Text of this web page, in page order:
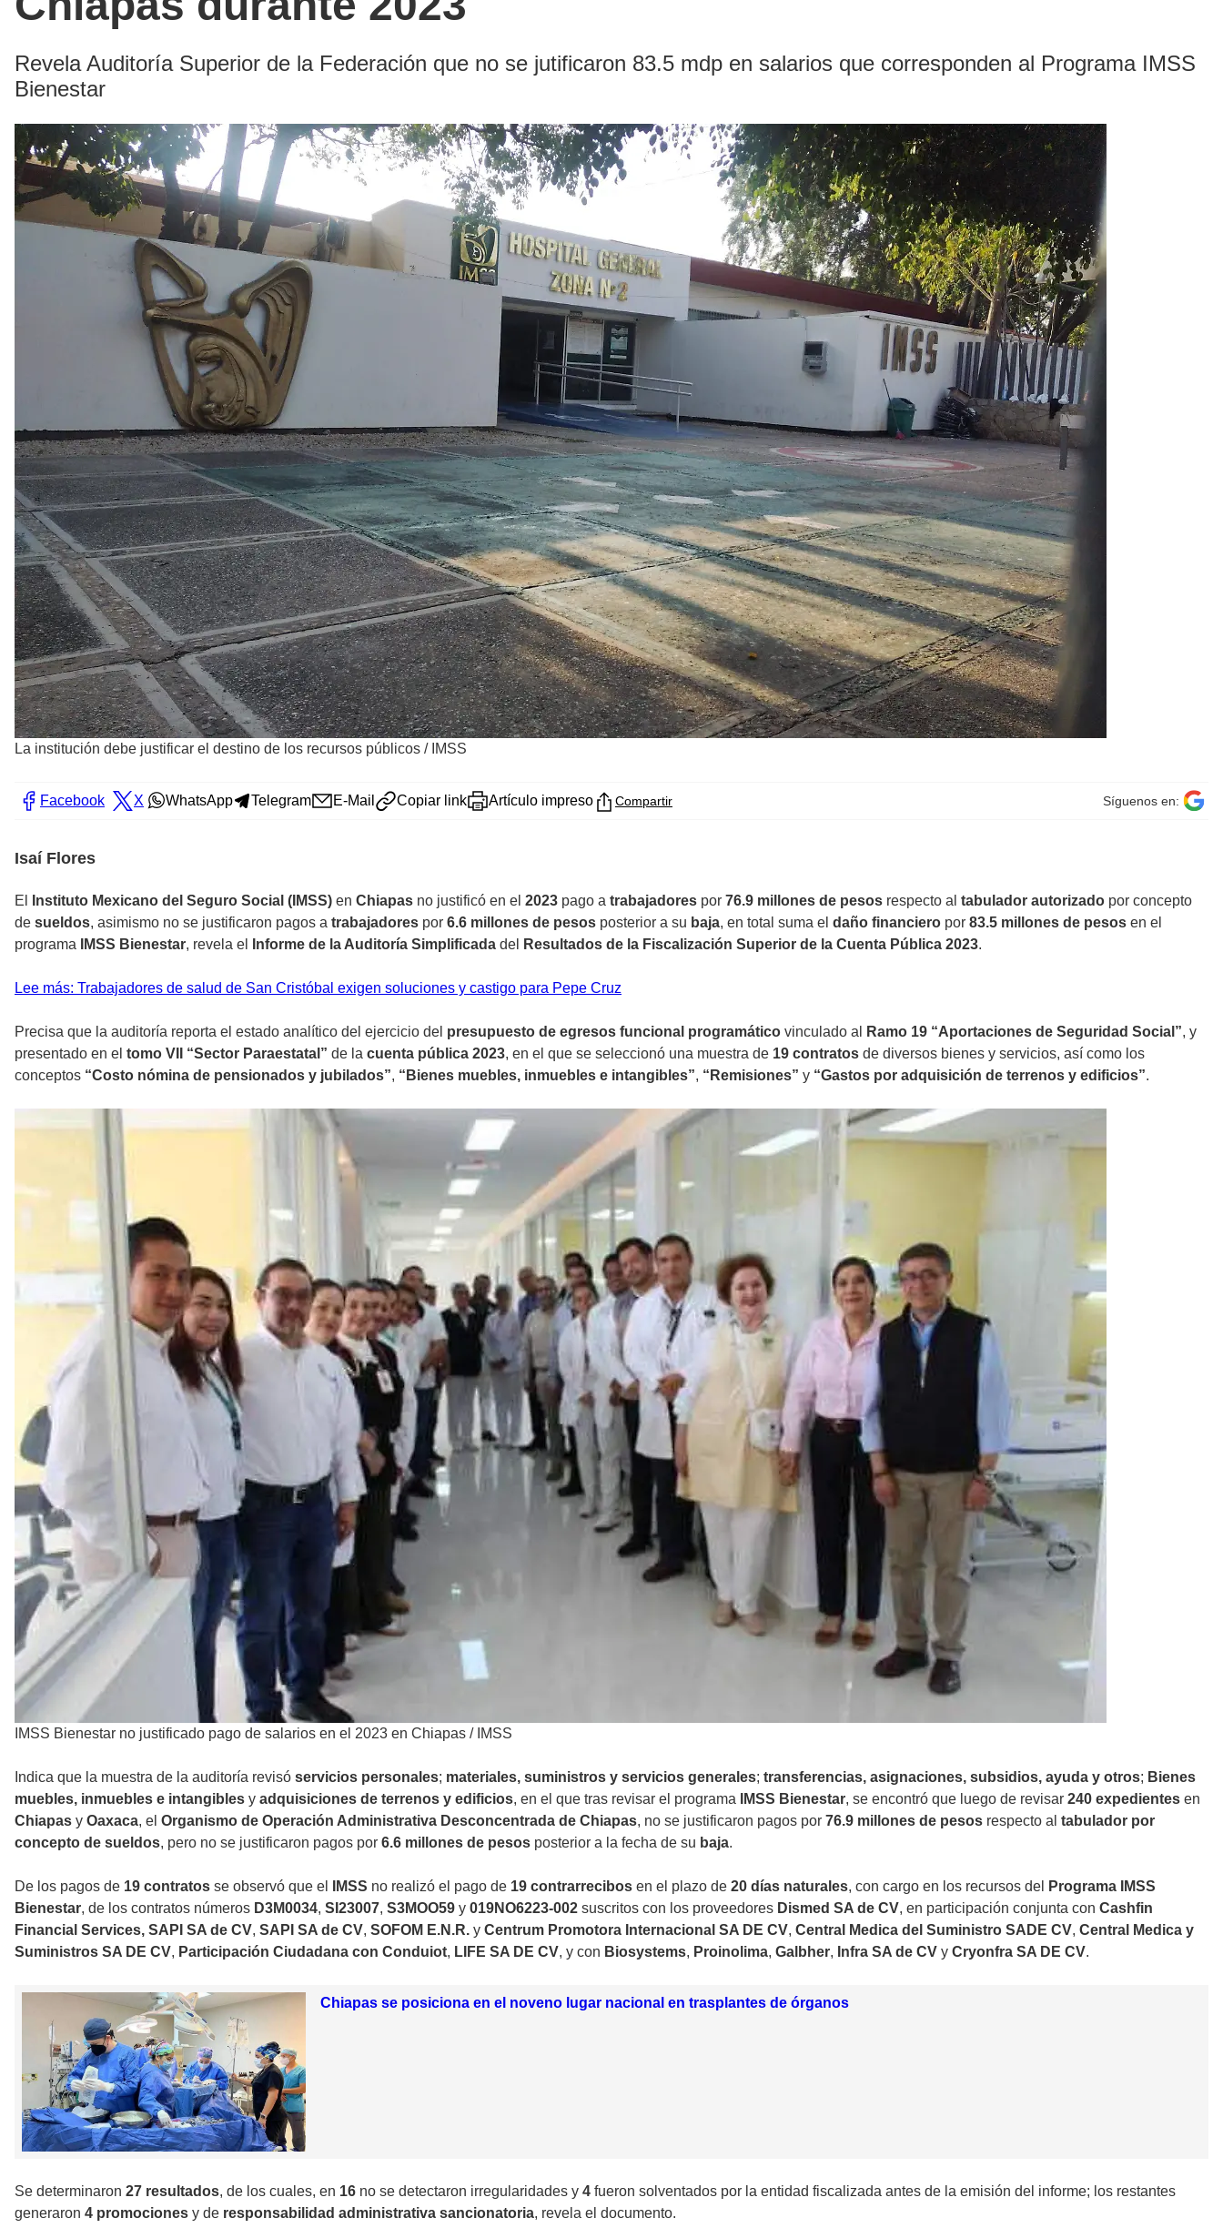
Revela Auditoría Superior de la Federación que no se jutificaron 83.5 mdp en salarios que corresponden al Programa IMSS
Bienestar
La institución debe justificar el destino de los recursos públicos / IMSS
Facebook X WhatsApp Telegram E-Mail Copiar link Artículo impreso Compartir Síguenos en:
Isaí Flores
El Instituto Mexicano del Seguro Social (IMSS) en Chiapas no justificó en el 2023 pago a trabajadores por 76.9 millones de pesos respecto al tabulador autorizado por concepto
de sueldos, asimismo no se justificaron pagos a trabajadores por 6.6 millones de pesos posterior a su baja, en total suma el daño financiero por 83.5 millones de pesos en el
programa
IMSS Bienestar, revela el Informe de la Auditoría Simplificada del Resultados de la Fiscalización Superior de la Cuenta Pública 2023.
Lee más: Trabajadores de salud de San Cristóbal exigen soluciones y castigo para Pepe Cruz
Precisa que la auditoría reporta el estado analítico del ejercicio del presupuesto de egresos funcional programático vinculado al Ramo 19 “Aportaciones de Seguridad Social”, y
presentado en el tomo VII “Sector Paraestatal” de la cuenta pública 2023, en el que se seleccionó una muestra de 19 contratos de diversos bienes y servicios, así como los
conceptos “Costo nómina de pensionados y jubilados”, “Bienes muebles, inmuebles e intangibles”, “Remisiones” y “Gastos por adquisición de terrenos y edificios”.
IMSS Bienestar no justificado pago de salarios en el 2023 en Chiapas / IMSS
Indica que la muestra de la auditoría revisó servicios personales; materiales, suministros y servicios generales; transferencias, asignaciones, subsidios, ayuda y otros; Bienes
muebles, inmuebles e intangibles y adquisiciones de terrenos y edificios, en el que tras revisar el programa IMSS Bienestar, se encontró que luego de revisar 240 expedientes en
Chiapas y Oaxaca, el Organismo de Operación Administrativa Desconcentrada de Chiapas, no se justificaron pagos por 76.9 millones de pesos respecto al tabulador por
concepto de sueldos, pero no se justificaron pagos por 6.6 millones de pesos posterior a la fecha de su baja.
De los pagos de 19 contratos se observó que el IMSS no realizó el pago de 19 contrarrecibos en el plazo de 20 días naturales, con cargo en los recursos del
Programa IMSS
Bienestar, de los contratos números D3M0034, SI23007, S3MOO59 y 019NO6223-002 suscritos con los proveedores Dismed SA de CV, en participación conjunta con Cashfin
Financial Services, SAPI SA de CV, SAPI SA de CV, SOFOM E.N.R. y Centrum Promotora Internacional SA DE CV, Central Medica del Suministro SADE CV, Central Medica y
Suministros SA DE CV, Participación Ciudadana con Conduiot, LIFE SA DE CV, y con Biosystems, Proinolima, Galbher, Infra SA de CV y Cryonfra SA DE CV.
Chiapas se posiciona en el noveno lugar nacional en trasplantes de órganos
Se determinaron 27 resultados, de los cuales, en 16 no se detectaron irregularidades y 4 fueron solventados por la entidad fiscalizada antes de la emisión del informe; los restantes
generaron 4 promociones y de responsabilidad administrativa sancionatoria, revela el documento.